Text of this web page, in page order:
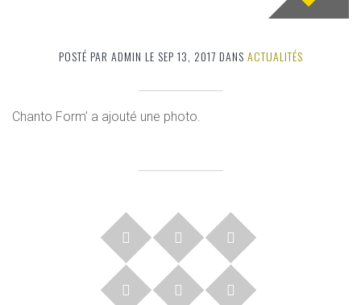
POSTÉ PAR ADMIN LE SEP 13, 2017 DANS ACTUALITÉS
Chanto Form’ a ajouté une photo.